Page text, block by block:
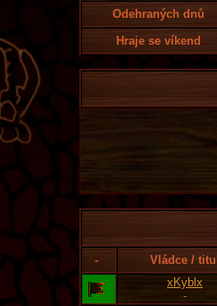
Odehraných dnů
Hraje se víkend
- Vládce / titul
xKyblx
-